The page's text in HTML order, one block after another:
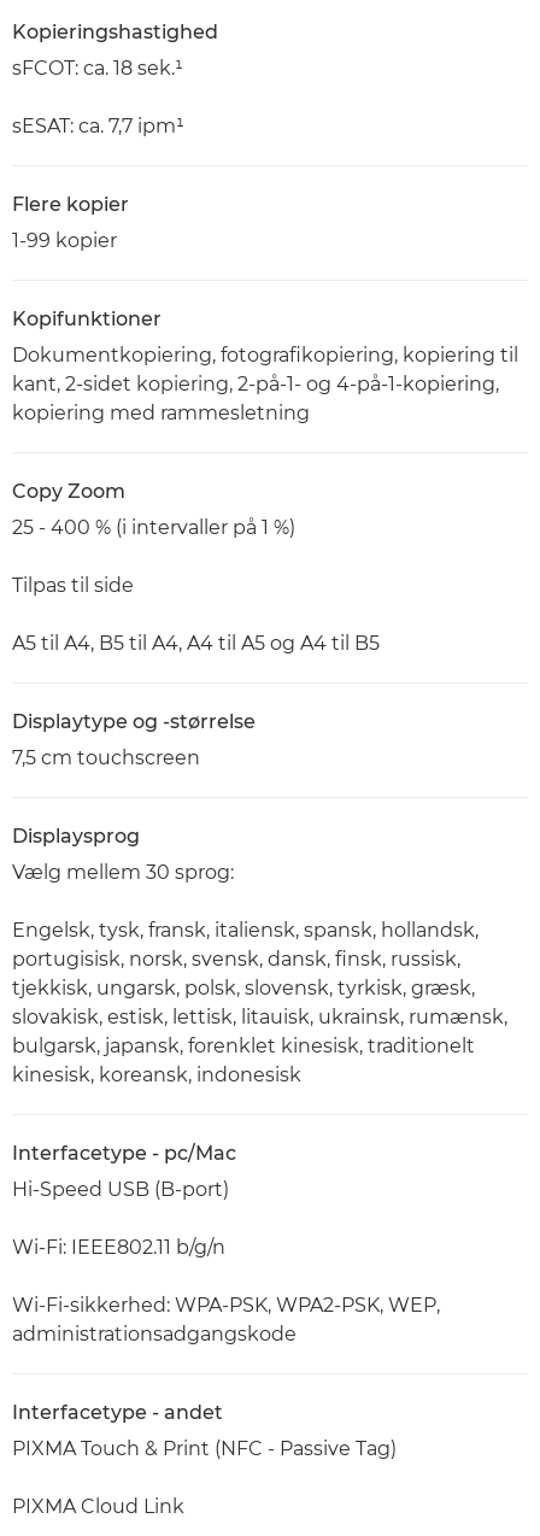
Kopieringshastighed
sFCOT: ca. 18 sek.¹
sESAT: ca. 7,7 ipm¹
Flere kopier
1-99 kopier
Kopifunktioner
Dokumentkopiering, fotografikopiering, kopiering til
kant, 2-sidet kopiering, 2-på-1- og 4-på-1-kopiering,
kopiering med rammesletning
Copy Zoom
25 - 400 % (i intervaller på 1 %)
Tilpas til side
A5 til A4, B5 til A4, A4 til A5 og A4 til B5
Displaytype og -størrelse
7,5 cm touchscreen
Displaysprog
Vælg mellem 30 sprog:
Engelsk, tysk, fransk, italiensk, spansk, hollandsk,
portugisisk, norsk, svensk, dansk, finsk, russisk,
tjekkisk, ungarsk, polsk, slovensk, tyrkisk, græsk,
slovakisk, estisk, lettisk, litauisk, ukrainsk, rumænsk,
bulgarsk, japansk, forenklet kinesisk, traditionelt
kinesisk, koreansk, indonesisk
Interfacetype - pc/Mac
Hi-Speed USB (B-port)
Wi-Fi: IEEE802.11 b/g/n
Wi-Fi-sikkerhed: WPA-PSK, WPA2-PSK, WEP,
administrationsadgangskode
Interfacetype - andet
PIXMA Touch & Print (NFC - Passive Tag)
PIXMA Cloud Link